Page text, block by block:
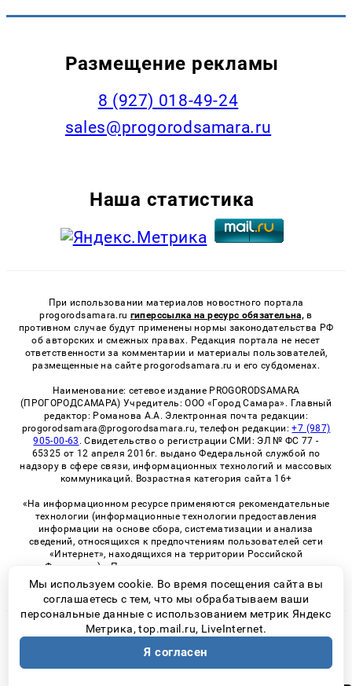
Размещение рекламы
8 (927) 018-49-24
sales@progorodsamara.ru
Наша статистика
При использовании материалов новостного портала
progorodsamara.ru гиперссылка на ресурс обязательна, в
противном случае будут применены нормы законодательства РФ
об авторских и смежных правах. Редакция портала не несет
ответственности за комментарии и материалы пользователей,
размещенные на сайте progorodsamara.ru и его субдоменах.
Наименование: сетевое издание PROGORODSAMARA
(ПРОГОРОДСАМАРА) Учредитель: ООО «Город Самара». Главный
редактор: Романова А.А. Электронная почта редакции:
progorodsamara@progorodsamara.ru, телефон редакции:+7 (987)
905-00-63 . Свидетельство о регистрации СМИ: ЭЛ № ФС 77 -
65325 от 12 апреля 2016г. выдано Федеральной службой по
надзору в сфере связи, информационных технологий и массовых
коммуникаций. Возрастная категория сайта 16+
«На информационном ресурсе применяются рекомендательные
технологии (информационные технологии предоставления
информации на основе сбора, систематизации и анализа
сведений, относящихся к предпочтениям пользователей сети
«Интернет», находящихся на территории Российской
Федерации)». Правила применения рекомендательных
технологий в виджетах рекламно-обменной сети
«СМИ2» (PDF)
© 2026 «ProGorodSamara» | Все права защищены
Возрастная категория сайта 16+
Политика конфиденциальности
Мы используем cookie. Во время посещения сайта вы
соглашаетесь с тем, что мы обрабатываем ваши
персональные данные с использованием метрик Яндекс
Метрика, top.mail.ru, LiveInternet.
Я согласен